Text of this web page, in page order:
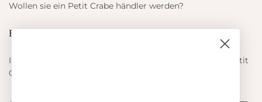
Wollen sie ein Petit Crabe händler werden?
Blieb auf dem laufenden
Informieren Sie sich über die neuesten Angebote von Petit
Crabe